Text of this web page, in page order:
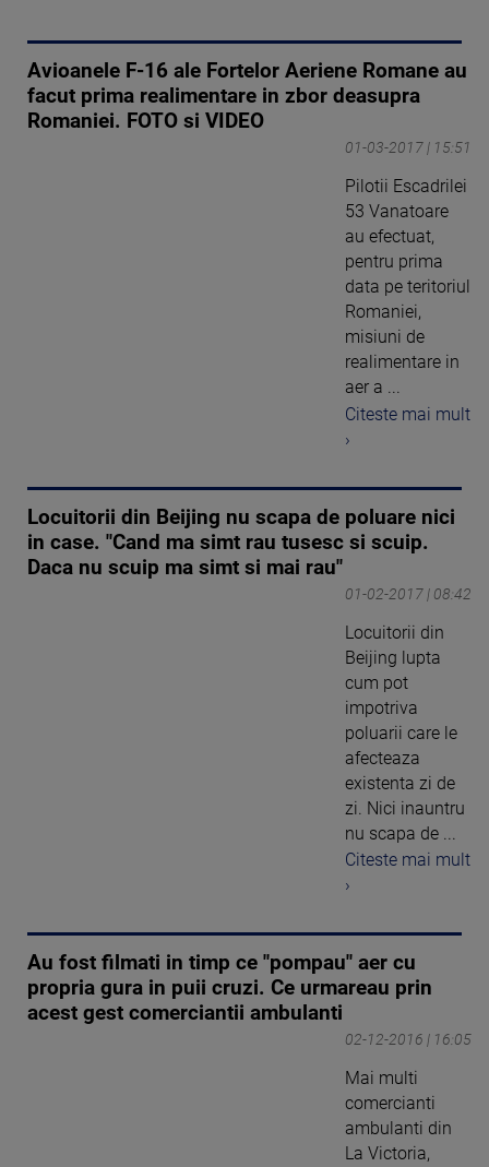
Avioanele F-16 ale Fortelor Aeriene Romane au
facut prima realimentare in zbor deasupra
Romaniei. FOTO si VIDEO
01-03-2017 | 15:51
Pilotii Escadrilei
53 Vanatoare
au efectuat,
pentru prima
data pe teritoriul
Romaniei,
misiuni de
realimentare in
aer a ...
Citeste mai mult
›
Locuitorii din Beijing nu scapa de poluare nici
in case. "Cand ma simt rau tusesc si scuip.
Daca nu scuip ma simt si mai rau"
01-02-2017 | 08:42
Locuitorii din
Beijing lupta
cum pot
impotriva
poluarii care le
afecteaza
existenta zi de
zi. Nici inauntru
nu scapa de ...
Citeste mai mult
›
Au fost filmati in timp ce "pompau" aer cu
propria gura in puii cruzi. Ce urmareau prin
acest gest comerciantii ambulanti
02-12-2016 | 16:05
Mai multi
comercianti
ambulanti din
La Victoria,